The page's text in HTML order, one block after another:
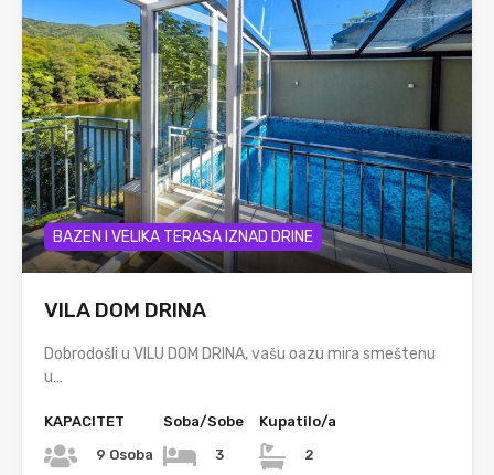
BAZEN I VELIKA TERASA IZNAD DRINE
VILA DOM DRINA
Dobrodošli u VILU DOM DRINA, vašu oazu mira smeštenu
u…
KAPACITET
9 Osoba
Soba/Sobe
3
Kupatilo/a
2